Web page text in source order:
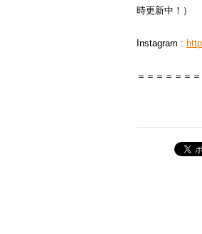
時更新中！）
Instagram :
＝＝＝＝＝＝